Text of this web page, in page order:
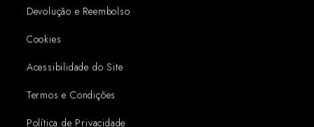
Devolução e Reembolso
Cookies
Acessibilidade do Site
Termos e Condições
Política de Privacidade